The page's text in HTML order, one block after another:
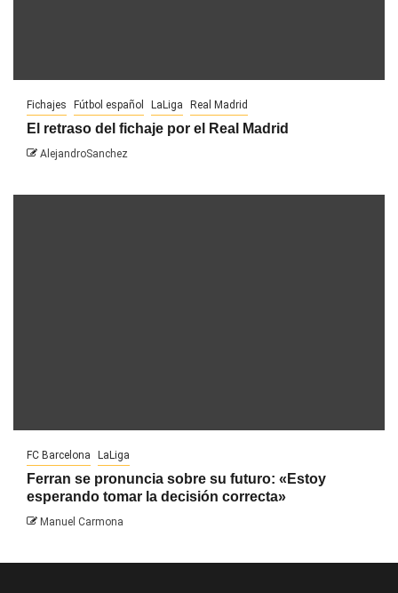
Fichajes Fútbol español LaLiga Real Madrid
El retraso del fichaje por el Real Madrid
AlejandroSanchez
FC Barcelona LaLiga
Ferran se pronuncia sobre su futuro: «Estoy
esperando tomar la decisión correcta»
Manuel Carmona